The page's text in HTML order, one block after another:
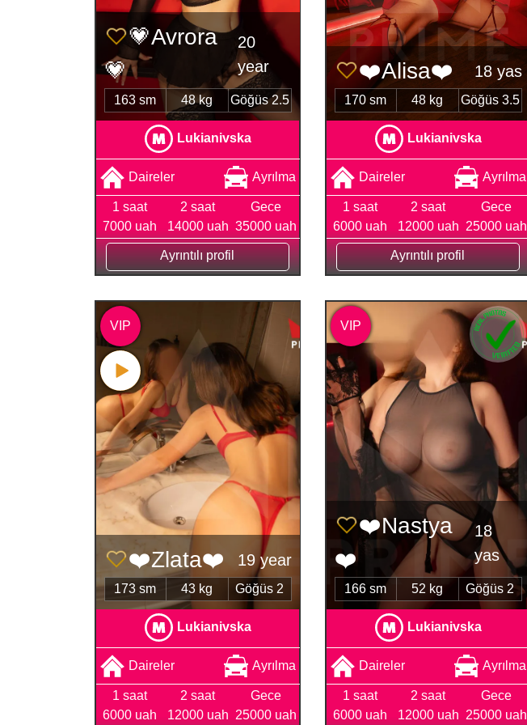
💗Avrora
💗
20
year
163 sm 48 kg Göğüs 2.5
Lukianivska
Daireler Ayrılma
1 saat
7000 uah
2 saat
14000 uah
Gece
35000 uah
Ayrıntılı profil
❤️Alisa❤️ 18 yas
170 sm 48 kg Göğüs 3.5
Lukianivska
Daireler Ayrılma
1 saat
6000 uah
2 saat
12000 uah
Gece
25000 uah
Ayrıntılı profil
❤️Zlata❤️ 19 year
173 sm 43 kg Göğüs 2
Lukianivska
Daireler Ayrılma
1 saat
6000 uah
2 saat
12000 uah
Gece
25000 uah
VIP
❤️Nastya
❤️
18
yas
166 sm 52 kg Göğüs 2
Lukianivska
Daireler Ayrılma
1 saat
6000 uah
2 saat
12000 uah
Gece
25000 uah
VIP